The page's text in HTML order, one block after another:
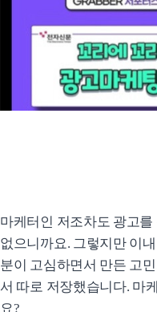
마케터인 저조차도 광고
없으니까요. 그렇지만 이
분이 고심하면서 만든 고
서 따로 저장했습니다. 마
요?